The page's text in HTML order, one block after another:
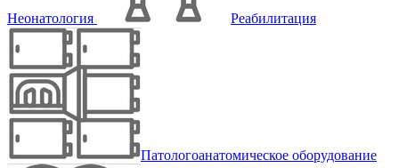
Неонатология Реабилитация
Патологоанатомическое оборудование